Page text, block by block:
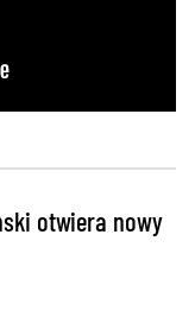
otwiera nowy